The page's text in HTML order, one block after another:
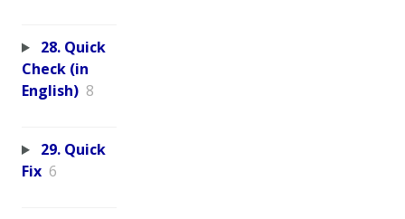
28. Quick
Check (in
English) 8
29. Quick
Fix 6